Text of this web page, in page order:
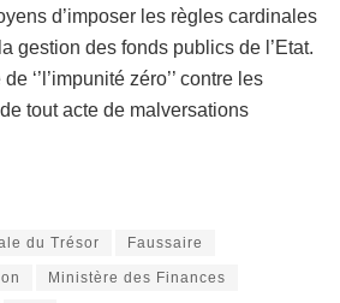
d’imposer les règles cardinales
gestion des fonds publics de l’Etat.
‘’l’impunité zéro’’ contre les
tout acte de malversations
du Trésor Faussaire
Ministère des Finances